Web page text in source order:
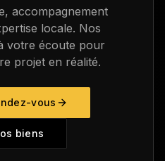
accompagnement
locale. Nos
votre écoute pour
projet en réalité.
vous
biens